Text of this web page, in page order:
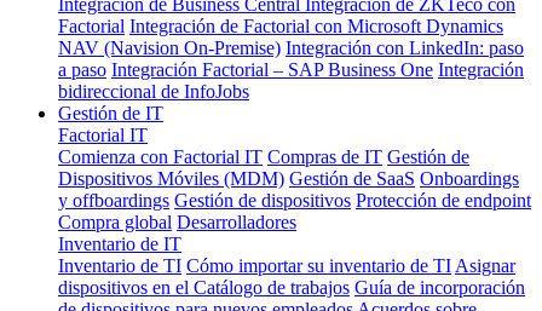
Factorial Integración de Factorial con Microsoft Dynamics
NAV (Navision On-Premise) Integración con LinkedIn: paso
a paso Integración Factorial – SAP Business One Integración
bidireccional de InfoJobs
Gestión de IT
Factorial IT
Comienza con Factorial IT Compras de IT Gestión de
Dispositivos Móviles (MDM) Gestión de SaaS Onboardings
y offboardings Gestión de dispositivos Protección de endpoint
Compra global Desarrolladores
Inventario de IT
Inventario de TI Cómo importar su inventario de TI Asignar
dispositivos en el Catálogo de trabajos Guía de incorporación